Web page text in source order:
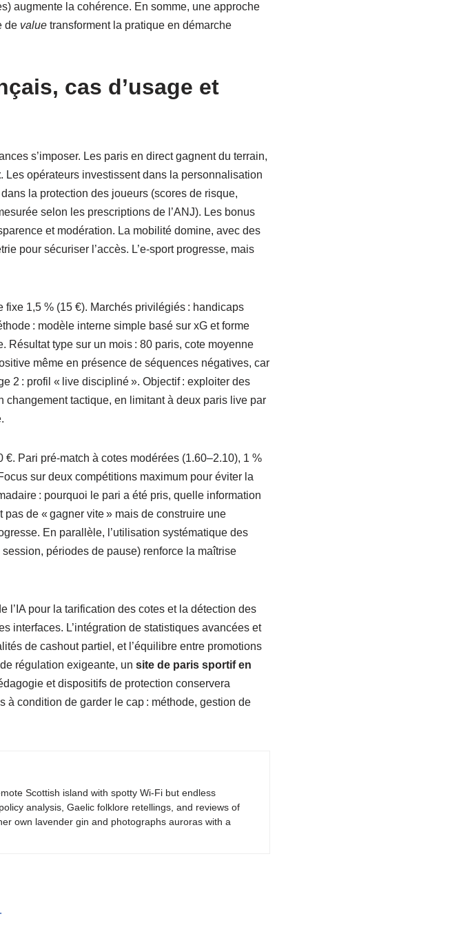
augmente la cohérence. En somme, une approche
de valuetransforment la pratique en démarche
cas d’usage et
s’imposer. Les paris en direct gagnent du terrain,
. Les opérateurs investissent dans la personnalisation
la protection des joueurs (scores de risque,
selon les prescriptions de l’ANJ). Les bonus
et modération. La mobilité domine, avec des
pour sécuriser l’accès. L’e-sport progresse, mais
fixe 1,5 % (15 €). Marchés privilégiés : handicaps
: modèle interne simple basé sur xG et forme
Résultat type sur un mois : 80 paris, cote moyenne
même en présence de séquences négatives, car
2 : profil « live discipliné ». Objectif : exploiter des
tactique, en limitant à deux paris live par
Pari pré-match à cotes modérées (1.60–2.10), 1 %
sur deux compétitions maximum pour éviter la
: pourquoi le pari a été pris, quelle information
pas de « gagner vite » mais de construire une
En parallèle, l’utilisation systématique des
périodes de pause) renforce la maîtrise
l’IA pour la tarification des cotes et la détection des
interfaces. L’intégration de statistiques avancées et
de cashout partiel, et l’équilibre entre promotions
régulation exigeante, un site de paris sportif en
et dispositifs de protection conservera
à condition de garder le cap : méthode, gestion de
Scottish island with spotty Wi-Fi but endless
analysis, Gaelic folklore retellings, and reviews of
own lavender gin and photographs auroras with a